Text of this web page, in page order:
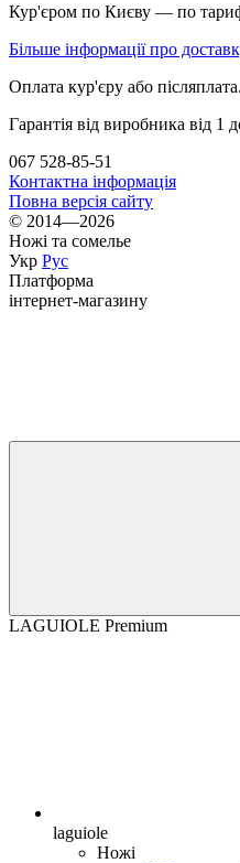
Кур'єром по Києву — по
Більше інформації про
Оплата кур'єру або післяплата.
Гарантія від виробника від 1
067 528-85-51
Контактна інформація
Повна версія сайту
© 2014—2026
Ножі та сомелье
Укр Рус
Платформа
інтернет-магазину
LAGUIOLE Premium
laguiole
Ножі